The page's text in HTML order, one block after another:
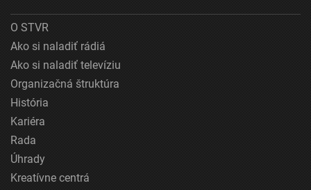
O STVR
Ako si naladiť rádiá
Ako si naladiť televíziu
Organizačná štruktúra
História
Kariéra
Rada
Úhrady
Kreatívne centrá